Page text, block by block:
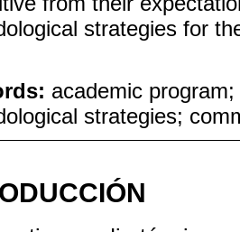
strategies for
academic
strategies;